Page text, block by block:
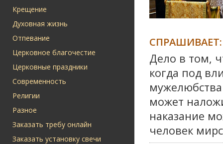
Крещение
Духовная жизнь
Отпевание
Церковное благочестие
Церковные праздники
Современность
Религии
Разное
Заказать требу онлайн
Заказать установку свечи
СПРАШИВАЕТ:
Дело в том,
когда под
может
наказание
человек